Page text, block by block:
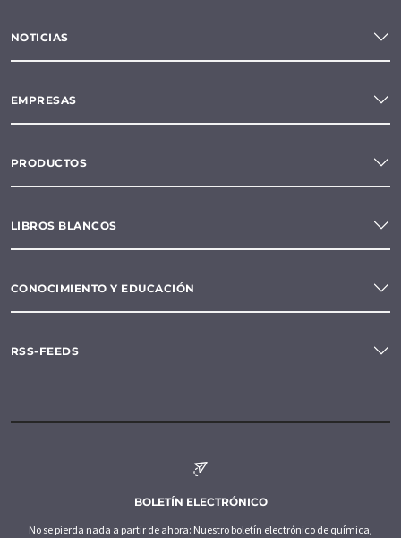
NOTICIAS
EMPRESAS
PRODUCTOS
LIBROS BLANCOS
CONOCIMIENTO Y EDUCACIÓN
RSS-FEEDS
BOLETÍN ELECTRÓNICO
No se pierda nada a partir de ahora: Nuestro boletín electrónico de química,